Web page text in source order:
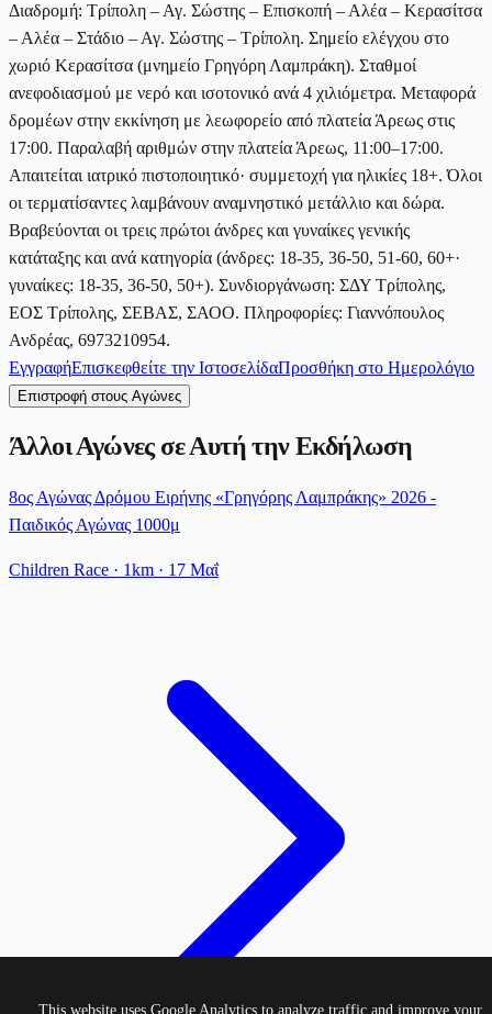
Διαδρομή: Τρίπολη – Αγ. Σώστης – Επισκοπή – Αλέα – Κερασίτσα
– Αλέα – Στάδιο – Αγ. Σώστης – Τρίπολη. Σημείο ελέγχου στο
χωριό Κερασίτσα (μνημείο Γρηγόρη Λαμπράκη). Σταθμοί
ανεφοδιασμού με νερό και ισοτονικό ανά 4 χιλιόμετρα. Μεταφορά
δρομέων στην εκκίνηση με λεωφορείο από πλατεία Άρεως στις
17:00. Παραλαβή αριθμών στην πλατεία Άρεως, 11:00–17:00.
Απαιτείται ιατρικό πιστοποιητικό· συμμετοχή για ηλικίες 18+. Όλοι
οι τερματίσαντες λαμβάνουν αναμνηστικό μετάλλιο και δώρα.
Βραβεύονται οι τρεις πρώτοι άνδρες και γυναίκες γενικής
κατάταξης και ανά κατηγορία (άνδρες: 18-35, 36-50, 51-60, 60+·
γυναίκες: 18-35, 36-50, 50+). Συνδιοργάνωση: ΣΔΥ Τρίπολης,
ΕΟΣ Τρίπολης, ΣΕΒΑΣ, ΣΑΟΟ. Πληροφορίες: Γιαννόπουλος
Ανδρέας, 6973210954.
ΕγγραφήΕπισκεφθείτε την ΙστοσελίδαΠροσθήκη στο Ημερολόγιο
Επιστροφή στους Αγώνες
Άλλοι Αγώνες σε Αυτή την Εκδήλωση
8ος Αγώνας Δρόμου Ειρήνης «Γρηγόρης Λαμπράκης» 2026 -
Παιδικός Αγώνας 1000μ
Children Race · 1km · 17 Μαΐ
This website uses Google Analytics to analyze traffic and improve your